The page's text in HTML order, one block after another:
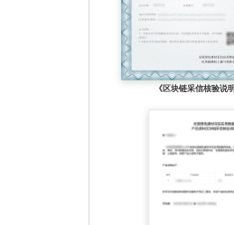
《区块链采信核验说